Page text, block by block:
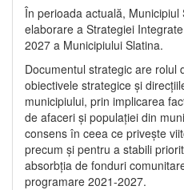
În perioada actuală,
elaborare a Strategiei
2027 a Municipiului Slatina.
Documentul strategic are rolul
obiectivele strategice și
municipiului, prin implicarea
de afaceri și populației din
consens în ceea ce privește
precum și pentru a stabili
absorbția de fonduri
programare 2021-2027.